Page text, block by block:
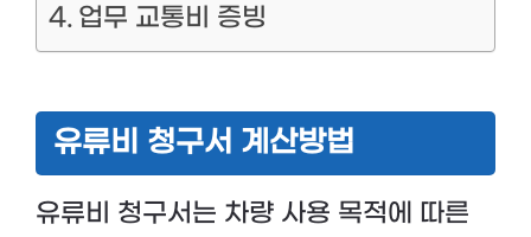
업무 교통비 증빙
유류비 청구서 계산방법
유류비 청구서는 차량 사용 목적에 따른